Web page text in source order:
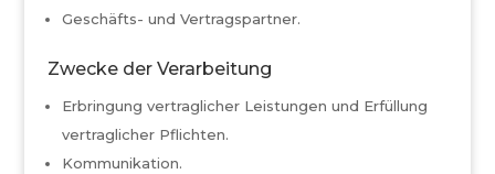
Geschäfts- und Vertragspartner.
Zwecke der Verarbeitung
Erbringung vertraglicher Leistungen und Erfüllung
vertraglicher Pflichten.
Kommunikation.